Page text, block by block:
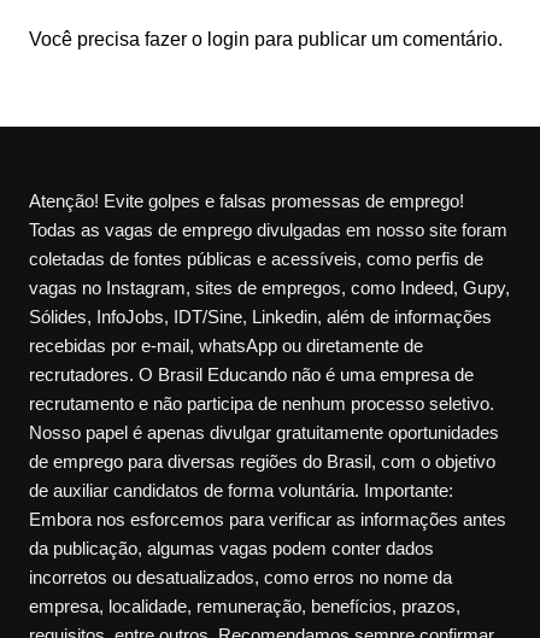
Você precisa fazer o login para publicar um comentário.
Atenção! Evite golpes e falsas promessas de emprego!
Todas as vagas de emprego divulgadas em nosso site foram
coletadas de fontes públicas e acessíveis, como perfis de
vagas no Instagram, sites de empregos, como Indeed, Gupy,
Sólides, InfoJobs, IDT/Sine, Linkedin, além de informações
recebidas por e-mail, whatsApp ou diretamente de
recrutadores. O Brasil Educando não é uma empresa de
recrutamento e não participa de nenhum processo seletivo.
Nosso papel é apenas divulgar gratuitamente oportunidades
de emprego para diversas regiões do Brasil, com o objetivo
de auxiliar candidatos de forma voluntária. Importante:
Embora nos esforcemos para verificar as informações antes
da publicação, algumas vagas podem conter dados
incorretos ou desatualizados, como erros no nome da
empresa, localidade, remuneração, benefícios, prazos,